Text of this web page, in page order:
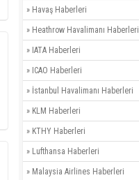
» Havaş Haberleri
» Heathrow Havalimanı Haberleri
» IATA Haberleri
» ICAO Haberleri
» İstanbul Havalimanı Haberleri
» KLM Haberleri
» KTHY Haberleri
» Lufthansa Haberleri
» Malaysia Airlines Haberleri